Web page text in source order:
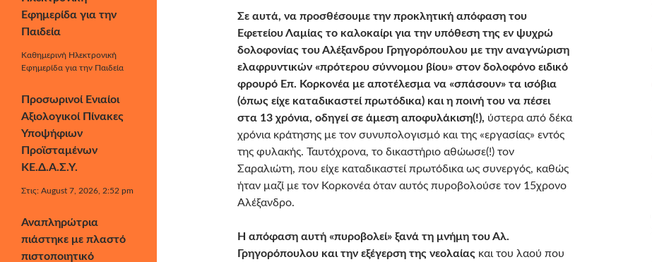
Σε αυτά, να προσθέσουμε την προκλητική απόφαση του
Εφετείου Λαμίας το καλοκαίρι για την υπόθεση της εν ψυχρώ
δολοφονίας του Αλέξανδρου Γρηγορόπουλου με την αναγνώριση
ελαφρυντικών «πρότερου σύννομου βίου» στον δολοφόνο ειδικό
φρουρό Επ. Κορκονέα με αποτέλεσμα να «σπάσουν» τα ισόβια
(όπως είχε καταδικαστεί πρωτόδικα) και η ποινή του να πέσει
στα 13 χρόνια, οδηγεί σε άμεση αποφυλάκιση(!), ύστερα από δέκα
χρόνια κράτησης με τον συνυπολογισμό και της «εργασίας» εντός
της φυλακής. Ταυτόχρονα, το δικαστήριο αθώωσε(!) τον
Σαραλιώτη, που είχε καταδικαστεί πρωτόδικα ως συνεργός, καθώς
ήταν μαζί με τον Κορκονέα όταν αυτός πυροβολούσε τον 15χρονο
Αλέξανδρο.
Η απόφαση αυτή «πυροβολεί» ξανά τη μνήμη του Αλ.
Γρηγορόπουλου και την εξέγερση της νεολαίας και του λαού που
Εφημερίδα για την
Παιδεία
Καθημερινή Ηλεκτρονική
Εφημερίδα για την Παιδεία
Προσωρινοί Ενιαίοι
Αξιολογικοί Πίνακες
Υποψήφιων
Προϊσταμένων
ΚΕ.Δ.Α.Σ.Υ.
Στις: August 7, 2026, 2:52 pm
Αναπληρώτρια
πιάστηκε με πλαστό
πιστοποιητικό